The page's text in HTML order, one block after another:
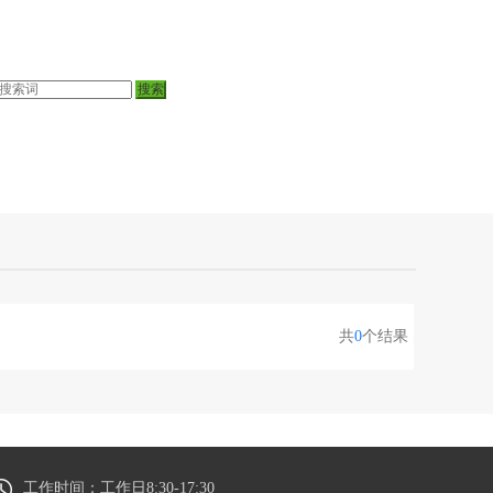
共0个结果
工作时间：工作日8:30-17:30